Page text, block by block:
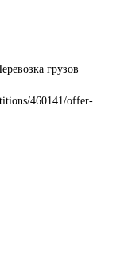
грузов
460141/offer-